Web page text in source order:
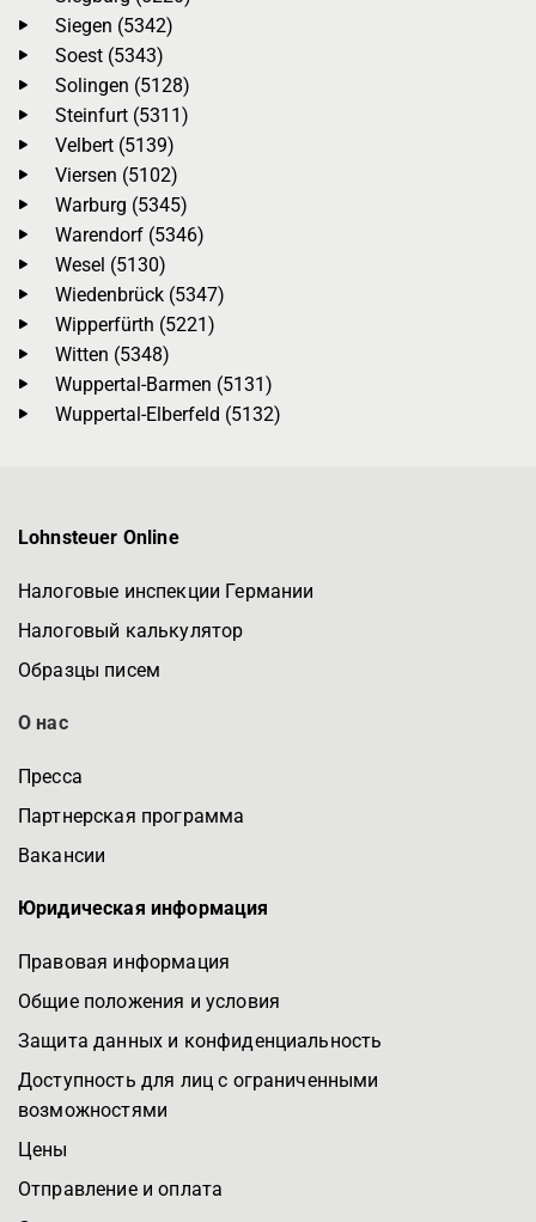
Siegen (5342)
Soest (5343)
Solingen (5128)
Steinfurt (5311)
Velbert (5139)
Viersen (5102)
Warburg (5345)
Warendorf (5346)
Wesel (5130)
Wiedenbrück (5347)
Wipperfürth (5221)
Witten (5348)
Wuppertal-Barmen (5131)
Wuppertal-Elberfeld (5132)
Lohnsteuer Online
Налоговые инспекции Германии
Налоговый калькулятор
Образцы писем
О нас
Пресса
Партнерская программа
Вакансии
Юридическая информация
Правовая информация
Общие положения и условия
Защита данных и конфиденциальность
Доступность для лиц с ограниченными
возможностями
Цены
Отправление и оплата